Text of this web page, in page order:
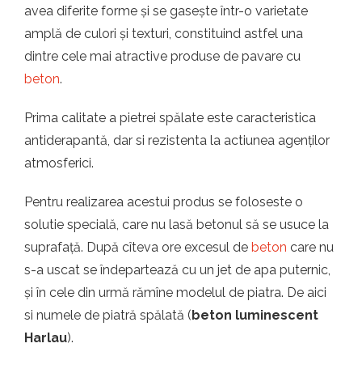
avea diferite forme și se gasește într-o varietate
amplă de culori și texturi, constituind astfel una
dintre cele mai atractive produse de pavare cu
beton.
Prima calitate a pietrei spălate este caracteristica
antiderapantă, dar si rezistenta la actiunea agenților
atmosferici.
Pentru realizarea acestui produs se foloseste o
solutie specială, care nu lasă betonul să se usuce la
suprafață. După cîteva ore excesul de beton care nu
s-a uscat se îndepartează cu un jet de apa puternic,
și în cele din urmă rămîne modelul de piatra. De aici
si numele de piatră spălată (beton luminescent
Harlau).